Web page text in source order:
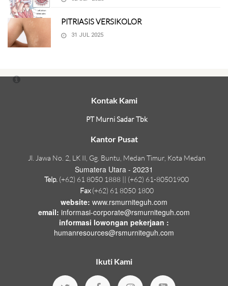
PITRIASIS VERSIKOLOR
31 JUL 2025
Kontak Kami
PT Murni Sadar Tbk
Kantor Pusat
Jl. Jawa No. 2, LK II, Gg. Buntu, Medan Timur, Kota Medan
Sumatera Utara - 20231
Telp. (+62) 61 8050 1888 || (+62) 61-80501900
Fax(+62) 61 8050 1800
website: www.rsmurniteguh.com
email: informasi-corporate@rsmurniteguh.com
informasi lowongan pekerjaan :
humanresources@rsmurniteguh.com
Ikuti Kami